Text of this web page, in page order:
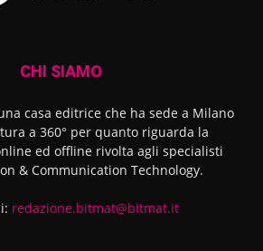
CHI SIAMO
casa editrice che ha sede a Milano
a 360° per quanto riguarda la
ed offline rivolta agli specialisti
& Communication Technology.
redazione.bitmat@bitmat.it